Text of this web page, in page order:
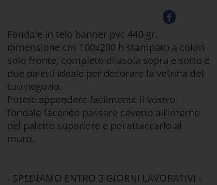
Fondale in telo banner pvc 440 gr.
dimensione cm 100x200 h stampato a colori
solo fronte, completo di asola sopra e sotto e
due paletti ideale per decorare la vetrina del
tuo negozio.
Potete appendere facilmente il vostro
fondale facendo passare cavetto all'interno
del paletto superiore e poi attaccarlo al
muro.
- SPEDIAMO ENTRO 3 GIORNI LAVORATIVI -